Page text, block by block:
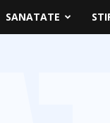
SANATATE